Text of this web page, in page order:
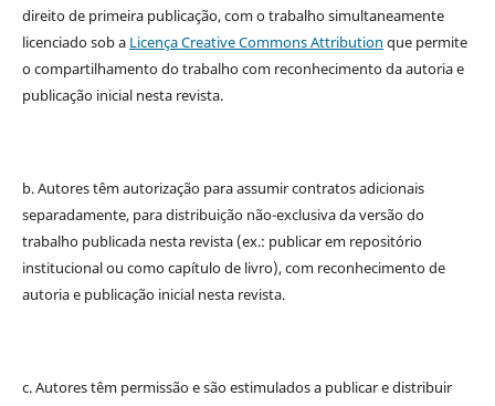
direito de primeira publicação, com o trabalho simultaneamente
licenciado sob a Licença Creative Commons Attribution que permite
o compartilhamento do trabalho com reconhecimento da autoria e
publicação inicial nesta revista.
b. Autores têm autorização para assumir contratos adicionais
separadamente, para distribuição não-exclusiva da versão do
trabalho publicada nesta revista (ex.: publicar em repositório
institucional ou como capítulo de livro), com reconhecimento de
autoria e publicação inicial nesta revista.
c. Autores têm permissão e são estimulados a publicar e distribuir